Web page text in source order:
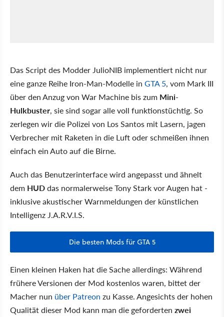
Das Script des Modder JulioNIB implementiert nicht nur
eine ganze Reihe Iron-Man-Modelle in GTA 5, vom Mark III
über den Anzug von War Machine bis zum Mini-
Hulkbuster, sie sind sogar alle voll funktionstüchtig. So
zerlegen wir die Polizei von Los Santos mit Lasern, jagen
Verbrecher mit Raketen in die Luft oder schmeißen ihnen
einfach ein Auto auf die Birne.
Auch das Benutzerinterface wird angepasst und ähnelt
dem HUDdas normalerweise Tony Stark vor Augen hat -
inklusive akustischer Warnmeldungen der künstlichen
Intelligenz J.A.R.V.I.S.
Die besten Mods für GTA 5
Einen kleinen Haken hat die Sache allerdings: Während
frühere Versionen der Mod kostenlos waren, bittet der
Macher nun über Patreon zu Kasse. Angesichts der hohen
Qualität dieser Mod kann man die geforderten zwei